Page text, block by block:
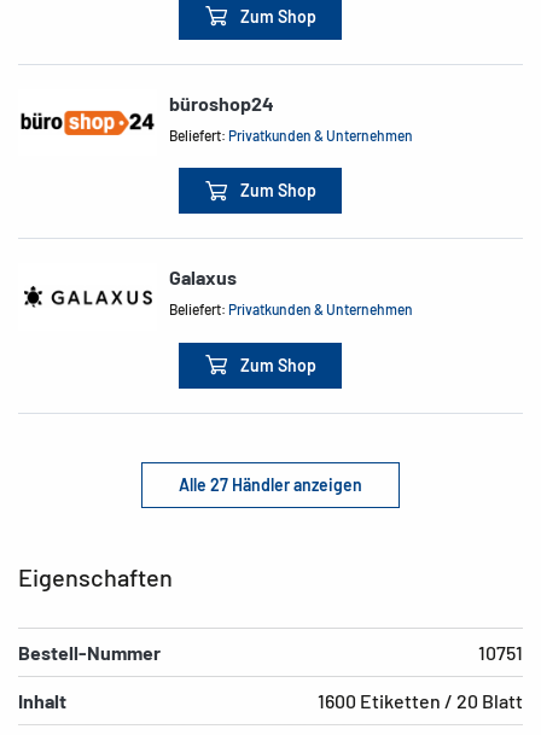
Zum Shop
büroshop24
Beliefert:Privatkunden & Unternehmen
Zum Shop
Galaxus
Beliefert:Privatkunden & Unternehmen
Zum Shop
Alle 27 Händler anzeigen
Eigenschaften
Bestell-Nummer 10751
Inhalt 1600 Etiketten / 20 Blatt